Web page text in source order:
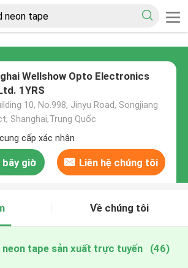
Wellshow Opto Electronics
1YRS
10, No.998, Jinyu Road, Songjiang
Shanghai,Trung Quốc
cấp xác nhận
bây giờ Liên hệ chúng tôi
Về chúng tôi
tape sản xuất trực tuyến (46)